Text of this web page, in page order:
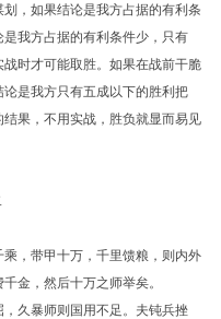
，如果结论是我方占据的有利条
我方占据的有利条件少，只有
时才可能取胜。如果在战前干脆
是我方只有五成以下的胜利把
果，不用实战，胜负就显而易见
，带甲十万，千里馈粮，则内外
金，然后十万之师举矣。
久暴师则国用不足。夫钝兵挫